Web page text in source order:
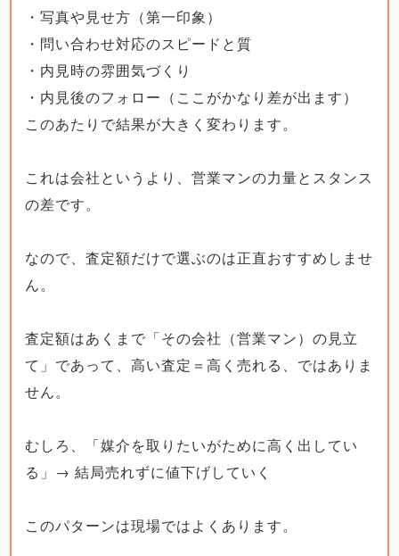
・写真や見せ方（第一印象）
・問い合わせ対応のスピードと質
・内見時の雰囲気づくり
・内見後のフォロー（ここがかなり差が出ます）
このあたりで結果が大きく変わります。
これは会社というより、営業マンの力量とスタンス
の差です。
なので、査定額だけで選ぶのは正直おすすめしませ
ん。
査定額はあくまで「その会社（営業マン）の見立
て」であって、高い査定＝高く売れる、ではありま
せん。
むしろ、「媒介を取りたいがために高く出してい
る」→ 結局売れずに値下げしていく
このパターンは現場ではよくあります。